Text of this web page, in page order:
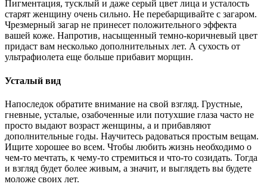
Пигментация, тусклый и даже серый цвет лица и усталость
старят женщину очень сильно. Не перебарщивайте с загаром.
Чрезмерный загар не принесет положительного эффекта
вашей коже. Напротив, насыщенный темно-коричневый цвет
придаст вам несколько дополнительных лет. А сухость от
ультрафиолета еще больше прибавит морщин.
Усталый вид
Напоследок обратите внимание на свой взгляд. Грустные,
гневные, усталые, озабоченные или потухшие глаза часто не
просто выдают возраст женщины, а и прибавляют
дополнительные годы. Научитесь радоваться простым вещам.
Ищите хорошее во всем. Чтобы любить жизнь необходимо о
чем-то мечтать, к чему-то стремиться и что-то созидать. Тогда
и взгляд будет более живым, а значит, и выглядеть вы будете
моложе своих лет.